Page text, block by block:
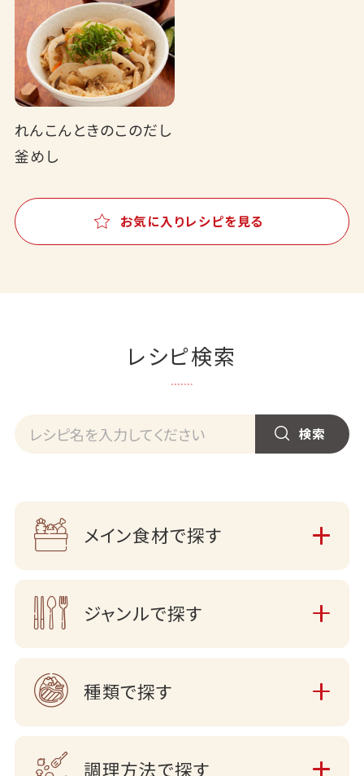
れんこんときのこのだし
釜めし
お気に入りレシピを見る
レシピ検索
メイン食材で探す
ジャンルで探す
種類で探す
調理方法で探す